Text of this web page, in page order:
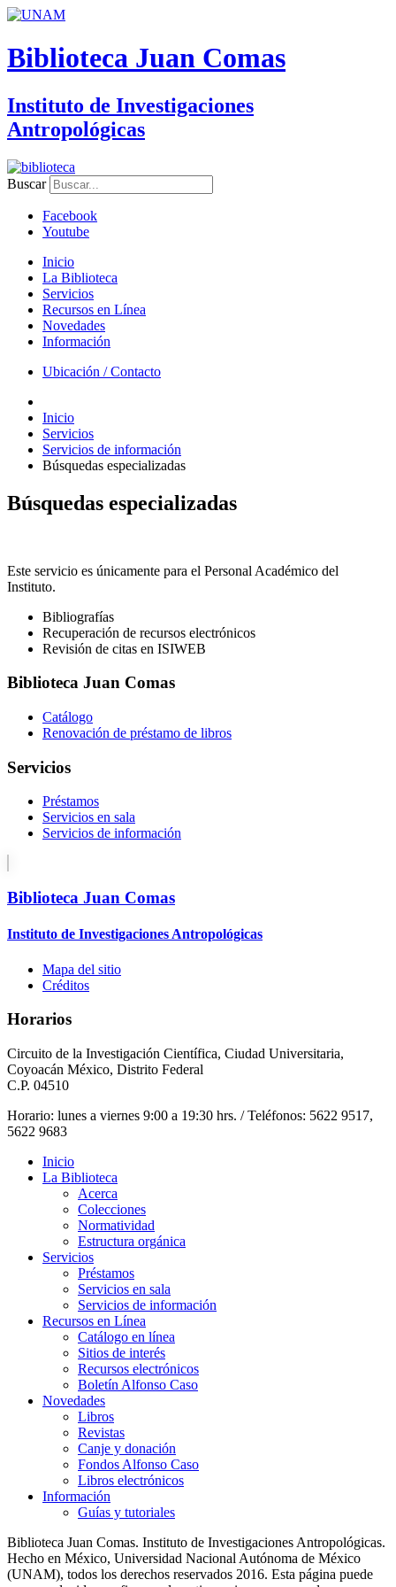
Biblioteca Juan Comas
Instituto de Investigaciones
Antropológicas
Buscar
Facebook
Youtube
Inicio
La Biblioteca
Servicios
Recursos en Línea
Novedades
Información
Ubicación / Contacto
Inicio
Servicios
Servicios de información
Búsquedas especializadas
Búsquedas especializadas
Este servicio es únicamente para el Personal Académico del
Instituto.
Bibliografías
Recuperación de recursos electrónicos
Revisión de citas en ISIWEB
Biblioteca Juan Comas
Catálogo
Renovación de préstamo de libros
Servicios
Préstamos
Servicios en sala
Servicios de información
Biblioteca Juan Comas
Instituto de Investigaciones Antropológicas
Mapa del sitio
Créditos
Horarios
Circuito de la Investigación Científica, Ciudad Universitaria,
Coyoacán México, Distrito Federal
C.P. 04510
Horario: lunes a viernes 9:00 a 19:30 hrs. / Teléfonos: 5622 9517,
5622 9683
Inicio
La Biblioteca
Acerca
Colecciones
Normatividad
Estructura orgánica
Servicios
Préstamos
Servicios en sala
Servicios de información
Recursos en Línea
Catálogo en línea
Sitios de interés
Recursos electrónicos
Boletín Alfonso Caso
Novedades
Libros
Revistas
Canje y donación
Fondos Alfonso Caso
Libros electrónicos
Información
Guías y tutoriales
Biblioteca Juan Comas. Instituto de Investigaciones Antropológicas.
Hecho en México, Universidad Nacional Autónoma de México
(UNAM), todos los derechos reservados 2016. Esta página puede